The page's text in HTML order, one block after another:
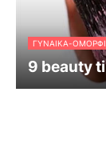
ΓΥΝΑΊΚΑ-
9 beauty